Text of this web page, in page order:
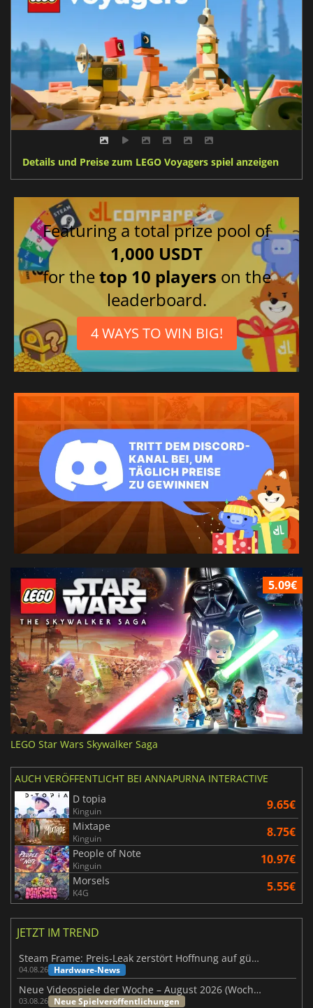
Details und Preise zum LEGO Voyagers spiel anzeigen
Featuring a total prize pool of
1,000 USDT
for thetop 10 players on the
leaderboard.
4 WAYS TO WIN BIG!
5.09€
LEGO Star Wars Skywalker Saga
AUCH VERÖFFENTLICHT BEI ANNAPURNA INTERACTIVE
D topia
Kinguin 9.65€
Mixtape
Kinguin 8.75€
People of Note
Kinguin 10.97€
Morsels
K4G 5.55€
JETZT IM TREND
Steam Frame: Preis-Leak zerstört Hoffnung auf günstiges VR-Headset
04.08.26 Hardware-News
Neue Videospiele der Woche – August 2026 (Woche 32)
03.08.26 Neue Spielveröffentlichungen